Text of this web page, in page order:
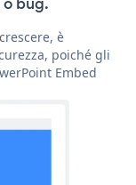
è
poiché gli
Embed